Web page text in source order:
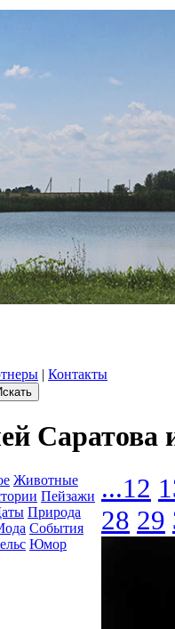
| Контакты
Саратова
Животные
Пейзажи
Природа
События
Юмор
...12
28 29